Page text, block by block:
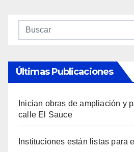
Últimas Publicaciones
Inician obras de ampliación y
calle El Sauce
Instituciones están listas para